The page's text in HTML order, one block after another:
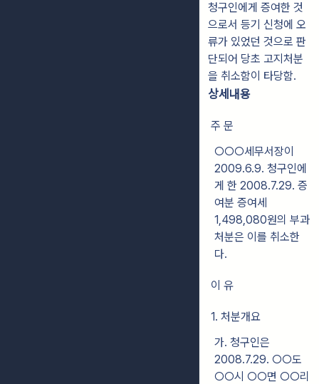
청구인에게 증여한 것
으로서 등기 신청에 오
류가 있었던 것으로 판
단되어 당초 고지처분
을 취소함이 타당함.
상세내용
주 문
○○○세무서장이
2009.6.9. 청구인에
게 한 2008.7.29. 증
여분 증여세
1,498,080원의 부과
처분은 이를 취소한
다.
이 유
1. 처분개요
가. 청구인은
2008.7.29. ○○도
○○시 ○○면 ○○리